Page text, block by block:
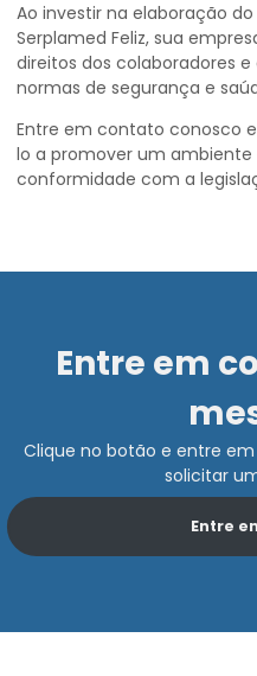
Ao investir na elaboração do
Serplamed Feliz, sua
direitos dos colaboradores
normas de segurança e
Entre em contato conosco
lo a promover um
conformidade com a
Entre em
Clique no botão e entre
solicitar
Entre